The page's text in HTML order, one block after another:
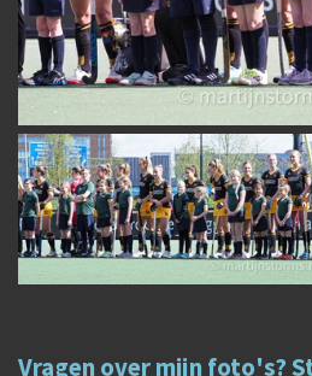
Vragen over mijn foto's?